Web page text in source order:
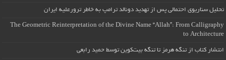
تحلیل سناریوی احتمالی پس از تهدید دونالد ترامپ به خاطر ترورعلیه ایران
The Geometric Reinterpretation of the Divine Name “Allah”: From Calligraphy
to Architecture
انتشار کتاب از تنگه هرمز تا تنگه بیت‌کوین توسط حمید رابعی